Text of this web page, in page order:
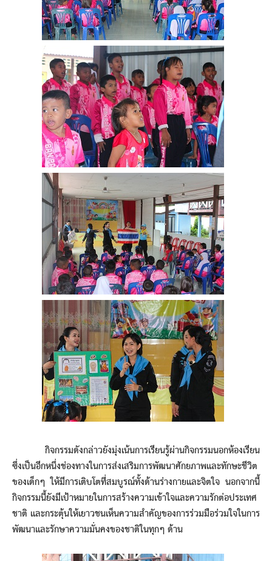
กิจกรรมดังกล่าวยังมุ่งเน้นการเรียนรู้ผ่านกิจกรรมนอกห้องเรียน
ซึ่งเป็นอีกหนึ่งช่องทางในการส่งเสริมการพัฒนาศักยภาพและทักษะชีวิต
ของเด็กๆ ให้มีการเติบโตที่สมบูรณ์ทั้งด้านร่างกายและจิตใจ นอกจากนี้
กิจกรรมนี้ยังมีเป้าหมายในการสร้างความเข้าใจและความรักต่อประเทศ
ชาติ และกระตุ้นให้เยาวชนเห็นความสำคัญของการร่วมมือร่วมใจในการ
พัฒนาและรักษาความมั่นคงของชาติในทุกๆ ด้าน